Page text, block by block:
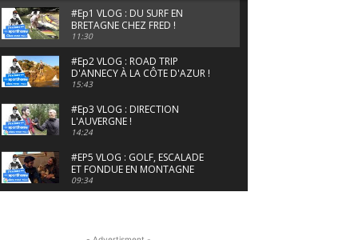
#Ep1 VLOG : DU SURF EN
BRETAGNE CHEZ FRED !
11:30
#Ep2 VLOG : ROAD TRIP
D'ANNECY À LA CÔTE D'AZUR !
15:43
#Ep3 VLOG : DIRECTION
L'AUVERGNE !
14:24
#EP5 VLOG : GOLF, ESCALADE
ET FONDUE EN MONTAGNE
09:34